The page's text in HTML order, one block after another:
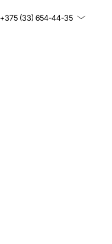
+375 (33) 654-44-35